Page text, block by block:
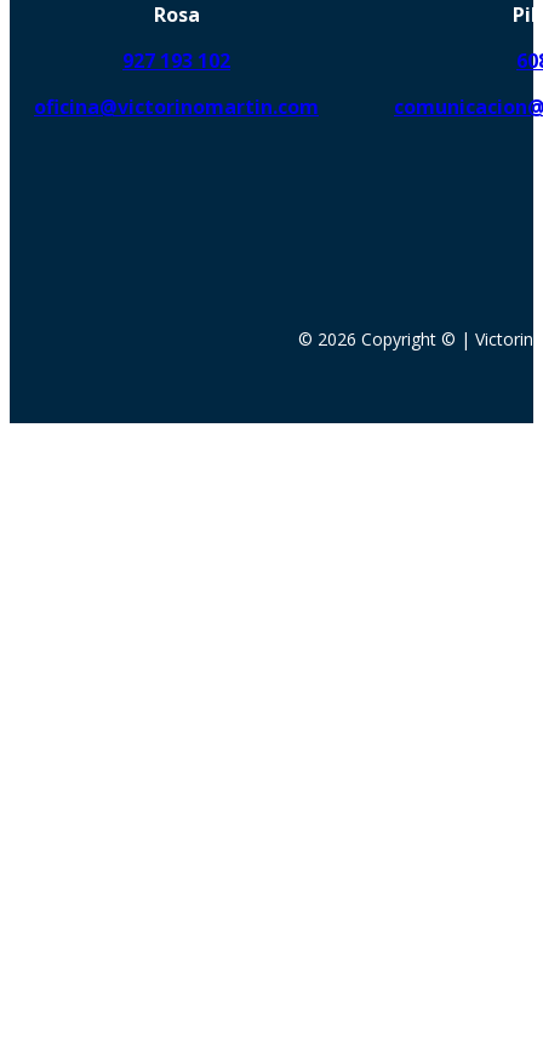
Rosa
927 193 102
oficina@victorinomartin.com
© 2026 Copyright © |